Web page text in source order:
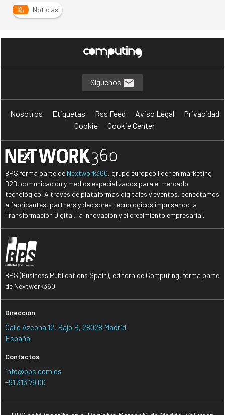
Noticias
Síguenos
Nosotros Etiquetas Rss Feed Aviso Legal
Privacidad
Cookie
Cookie Center
BPS forma parte de Nextwork360, grupo europeo líder en marketing
B2B, comunicación y medios especializados para el mercado
tecnológico. A través de plataformas digitales y eventos, conectamos
a fabricantes, partners y decisores tecnológicos impulsando la
Transformación Digital, la Innovación y el crecimiento empresarial.
BPS (Business Publications Spain), editora de Computing, forma parte
de Nextwork360.
Dirección
Calle Azcona 12, Bajo B, 28028 Madrid
España
Contactos
info@bps.com.es
+91 313 79 00